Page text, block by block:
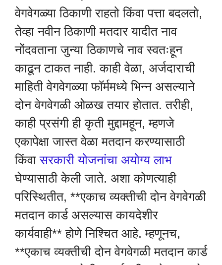
वेगवेगळ्या ठिकाणी राहतो किंवा पत्ता बदलतो,
तेव्हा नवीन ठिकाणी मतदार यादीत नाव
नोंदवताना जुन्या ठिकाणचे नाव स्वतःहून
काढून टाकत नाही. काही वेळा, अर्जदाराची
माहिती वेगवेगळ्या फॉर्ममध्ये भिन्न असल्याने
दोन वेगवेगळी ओळख तयार होतात. तरीही,
काही प्रसंगी ही कृती मुद्दामहून, म्हणजे
एकापेक्षा जास्त वेळा मतदान करण्यासाठी
किंवासरकारी योजनांचा अयोग्य लाभ
घेण्यासाठी केली जाते. अशा कोणत्याही
परिस्थितीत, **एकाच व्यक्तीची दोन वेगवेगळी
मतदान कार्ड असल्यास कायदेशीर
कार्यवाही** होणे निश्चित आहे. म्हणूनच,
**एकाच व्यक्तीची दोन वेगवेगळी मतदान कार्ड